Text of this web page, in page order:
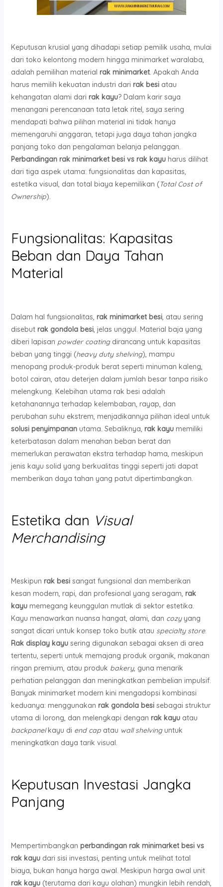
Keputusan krusial yang dihadapi setiap pemilik usaha, mulai
dari toko kelontong modern hingga minimarket waralaba,
adalah pemilihan material rak minimarket. Apakah Anda
harus memilih kekuatan industri dari rak besiatau
kehangatan alami dari rak kayu? Dalam karir saya
menangani perencanaan tata letak ritel, saya sering
mendapati bahwa pilihan material ini tidak hanya
memengaruhi anggaran, tetapi juga daya tahan jangka
panjang toko dan pengalaman belanja pelanggan.
Perbandingan rak minimarket besi vs rak kayuharus dilihat
dari tiga aspek utama: fungsionalitas dan kapasitas,
estetika visual, dan total biaya kepemilikan (Total Cost of
Ownership).
Fungsionalitas: Kapasitas
Beban dan Daya Tahan
Material
Dalam hal fungsionalitas, rak minimarket besi, atau sering
disebut rak gondola besi, jelas unggul. Material baja yang
diberi lapisan powder coatingdirancang untuk kapasitas
beban yang tinggi (heavy duty shelving), mampu
menopang produk-produk berat seperti minuman kaleng,
botol cairan, atau deterjen dalam jumlah besar tanpa risiko
melengkung. Kelebihan utama rak besi adalah
ketahanannya terhadap kelembaban, rayap, dan
perubahan suhu ekstrem, menjadikannya pilihan ideal untuk
solusi penyimpananutama. Sebaliknya, rak kayumemiliki
keterbatasan dalam menahan beban berat dan
memerlukan perawatan ekstra terhadap hama, meskipun
jenis kayu solid yang berkualitas tinggi seperti jati dapat
memberikan daya tahan yang patut dipertimbangkan.
Estetika dan Visual
Merchandising
Meskipun rak besisangat fungsional dan memberikan
kesan modern, rapi, dan profesional yang seragam, rak
kayumemegang keunggulan mutlak di sektor estetika.
Kayu menawarkan nuansa hangat, alami, dan cozyyang
sangat dicari untuk konsep toko butik atau specialty store.
Rak display kayusering digunakan sebagai aksen di area
tertentu, seperti untuk memajang produk organik, makanan
ringan premium, atau produk bakery, guna menarik
perhatian pelanggan dan meningkatkan pembelian impulsif.
Banyak minimarket modern kini mengadopsi kombinasi
keduanya: menggunakan rak gondola besisebagai struktur
utama di lorong, dan melengkapi dengan rak kayuatau
backpanelkayu di end capatau wall shelvinguntuk
meningkatkan daya tarik visual.
Keputusan Investasi Jangka
Panjang
Mempertimbangkan perbandingan rak minimarket besi vs
rak kayudari sisi investasi, penting untuk melihat total
biaya, bukan hanya harga awal. Meskipun harga awal unit
rak kayu(terutama dari kayu olahan) mungkin lebih rendah,